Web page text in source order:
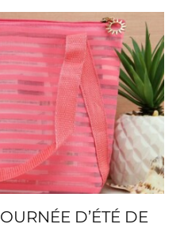
D’ÉTÉ DE